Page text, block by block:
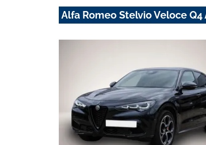
Alfa Romeo Stelvio Veloce